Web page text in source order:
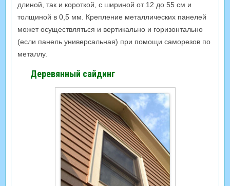
длиной, так и короткой, с шириной от 12 до 55 см и
толщиной в 0,5 мм. Крепление металлических панелей
может осуществляться и вертикально и горизонтально
(если панель универсальная) при помощи саморезов по
металлу.
Деревянный сайдинг